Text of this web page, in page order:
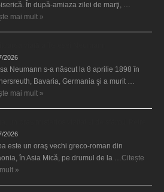
În după-amiaza zilei de marţi, …
mai mult »
2026
Neumann s-a născut la 8 aprilie 1898 în
Bavaria, Germania şi a murit …
mai mult »
2026
este un oraş vechi greco-roman din
în Asia Mică, pe drumul de la …Citește
»